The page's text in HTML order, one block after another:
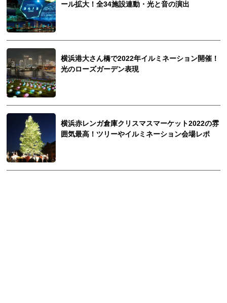
ール拡大！全34施設連動・光と音の演出
横浜港大さん橋で2022年イルミネーション開催！
光のローズガーデン表現
横浜赤レンガ倉庫クリスマスマーケット2022の雰
囲気最高！ツリーやイルミネーション会場レポ